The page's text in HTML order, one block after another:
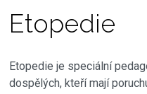
Etopedie
Etopedie je speciální
dospělých, kteří mají